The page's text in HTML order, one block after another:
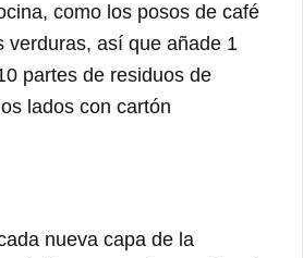
como los posos de café
verduras, así que añade 1
partes de residuos de
lados con cartón
nueva capa de la